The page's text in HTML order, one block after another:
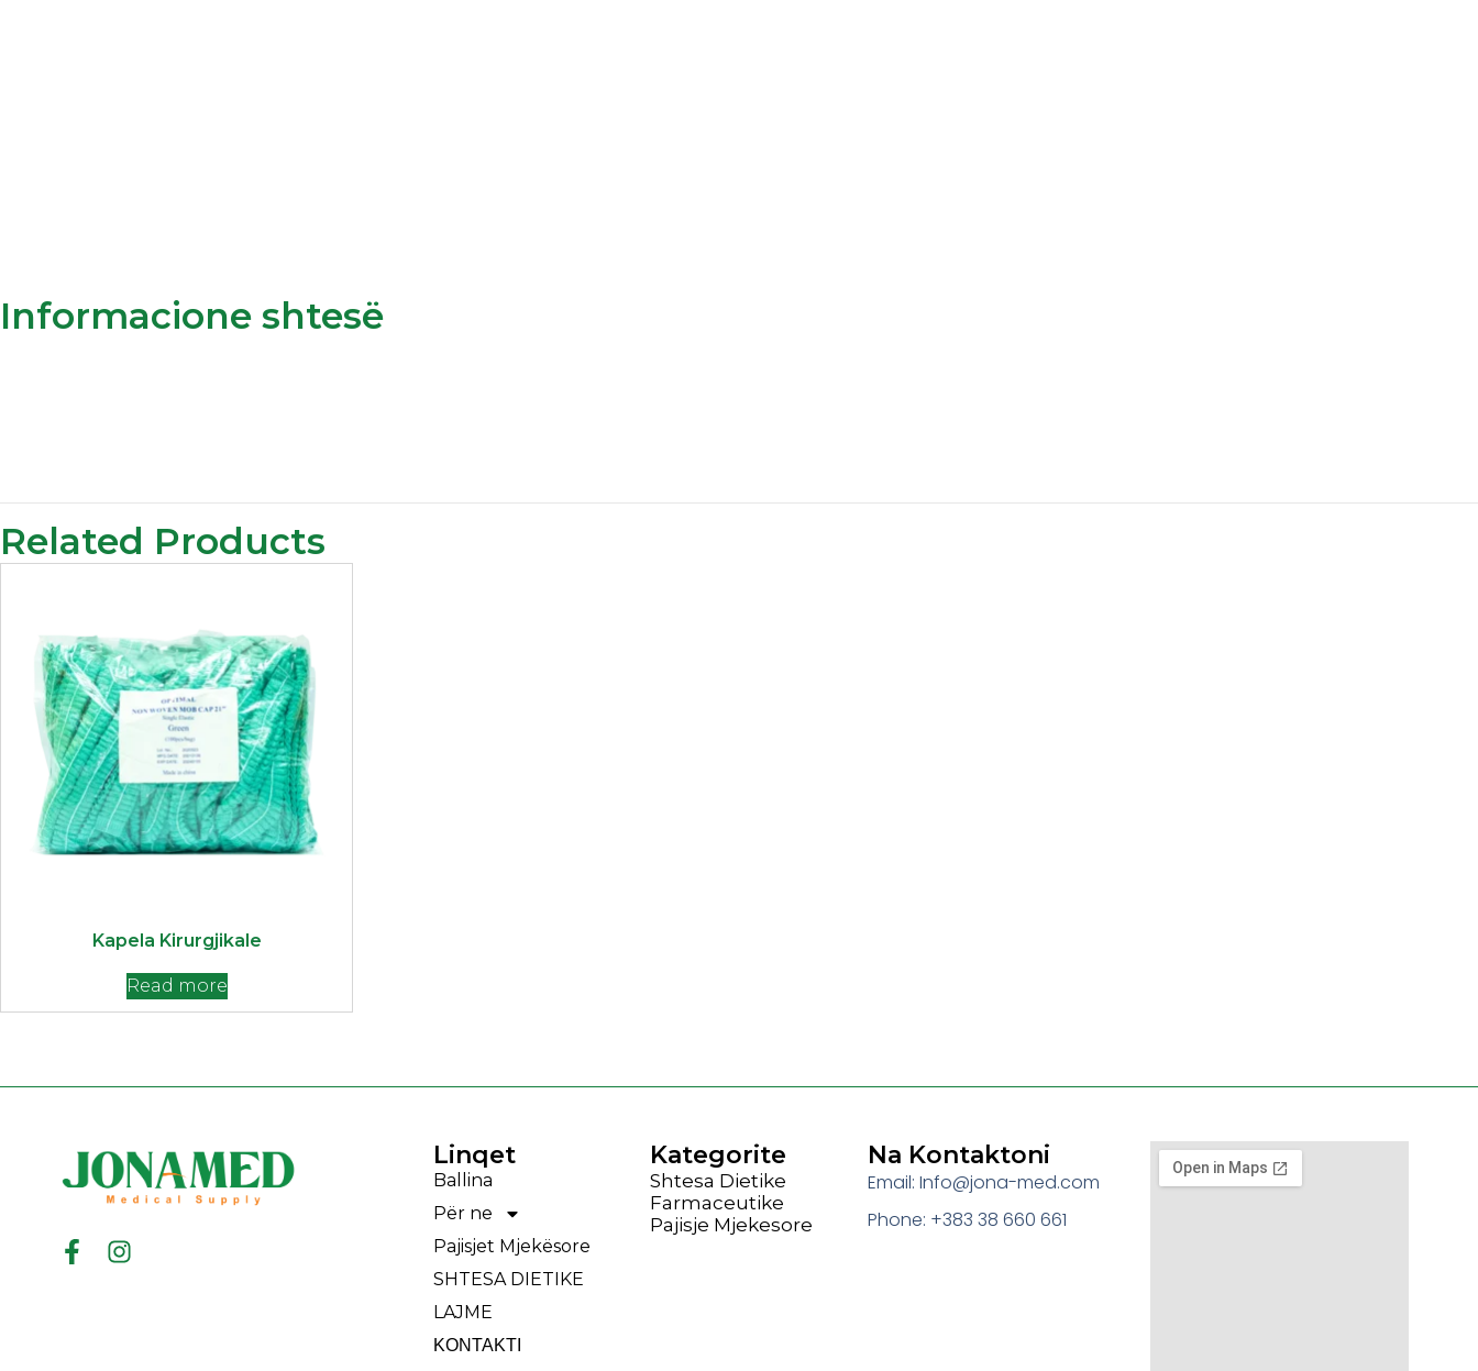
Informacione shtesë
Related Products
Kapela Kirurgjikale
Read more
Linqet
Ballina
Për ne
Pajisjet Mjekësore
SHTESA DIETIKE
LAJME
ΚΟΝΤΑΚΤΙ
Kategorite
Shtesa Dietike
Farmaceutike
Pajisje Mjekesore
Na Kontaktoni
Email: Info@jona-med.com
Phone: +383 38 660 661